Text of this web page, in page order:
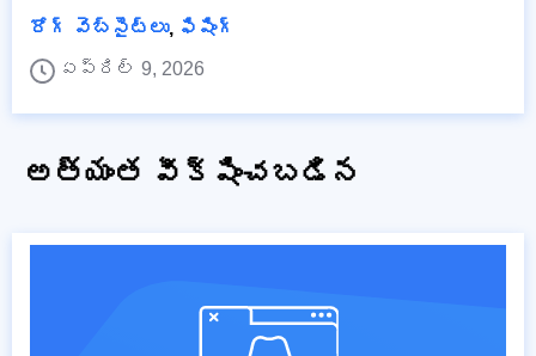
రోగ్ వెబ్‌సైట్‌లు, ఫిషింగ్
ఏప్రిల్ 9, 2026
అత్యంత వీక్షించబడిన